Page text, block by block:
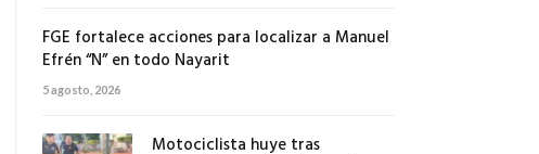
FGE fortalece acciones para localizar a Manuel
Efrén “N” en todo Nayarit
5 agosto, 2026
Motociclista huye tras